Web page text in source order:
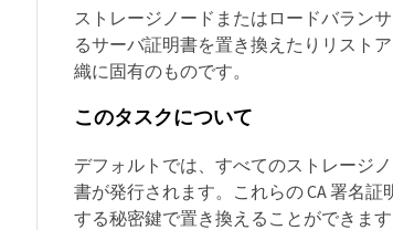
ストレージノードまたはロードバラン
るサーバ証明書を置き換えたりリスト
織に固有のものです。
このタスクについて
デフォルトでは、すべてのストレージ
書が発行されます。これらの CA 署名
する秘密鍵で置き換えることができます